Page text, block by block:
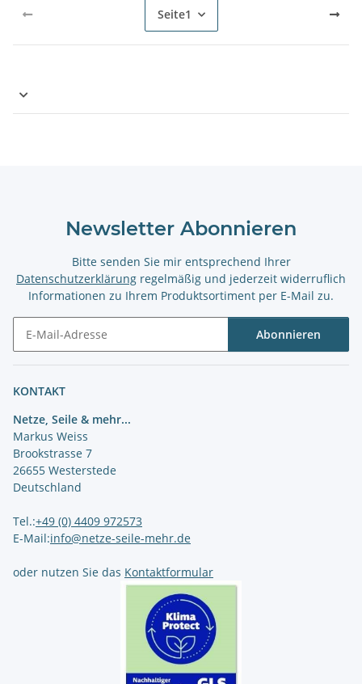
Seite1
Newsletter Abonnieren
Bitte senden Sie mir entsprechend Ihrer
Datenschutzerklärung regelmäßig und jederzeit widerruflich
Informationen zu Ihrem Produktsortiment per E-Mail zu.
Abonnieren
KONTAKT
Netze, Seile & mehr...
Markus Weiss
Brookstrasse 7
26655 Westerstede
Deutschland
Tel.:+49 (0) 4409 972573
E-Mail:info@netze-seile-mehr.de
oder nutzen Sie das Kontaktformular